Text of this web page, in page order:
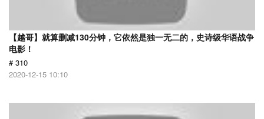
【越哥】就算删减130分钟，它依然是独一无二的，史诗级华语战争
电影！
# 310
2020-12-15 10:10